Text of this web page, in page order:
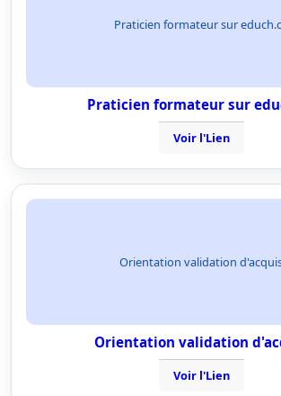
Praticien formateur sur
Praticien formateur sur
Voir l'Lien
Orientation validation
Orientation validation
Voir l'Lien